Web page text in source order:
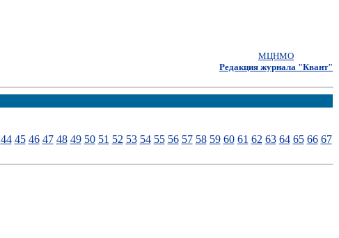
МЦНМО
Редакция журнала "Квант"
44 45 46 47 48 49 50 51 52 53 54 55 56 57 58 59 60 61 62 63 64 65 66 67